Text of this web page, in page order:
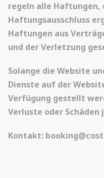
regeln alle Haftungen,
Haftungsausschluss
Haftungen aus
und der Verletzung
Solange die Website
Dienste auf der
Verfügung gestellt
Verluste oder
Kontakt: